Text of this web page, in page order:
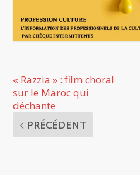
« Razzia » : film choral
sur le Maroc qui
déchante
PRÉCÉDENT